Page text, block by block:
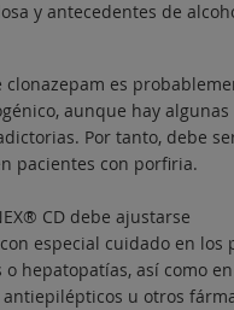
y antecedentes de
clonazepam es
aunque hay algunas
Por tanto, debe
pacientes con porfiria.
CD debe ajustarse
especial cuidado en los
hepatopatías, así como
u otros